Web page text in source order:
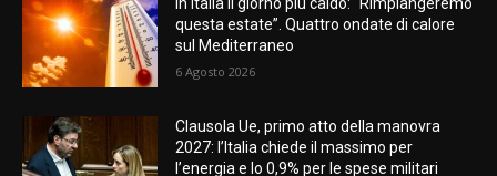
questa estate”. Quattro ondate di calore
sul Mediterraneo
6 Agosto 2026
Clausola Ue, primo atto della manovra
2027: l’Italia chiede il massimo per
l’energia e lo 0,9% per le spese militari